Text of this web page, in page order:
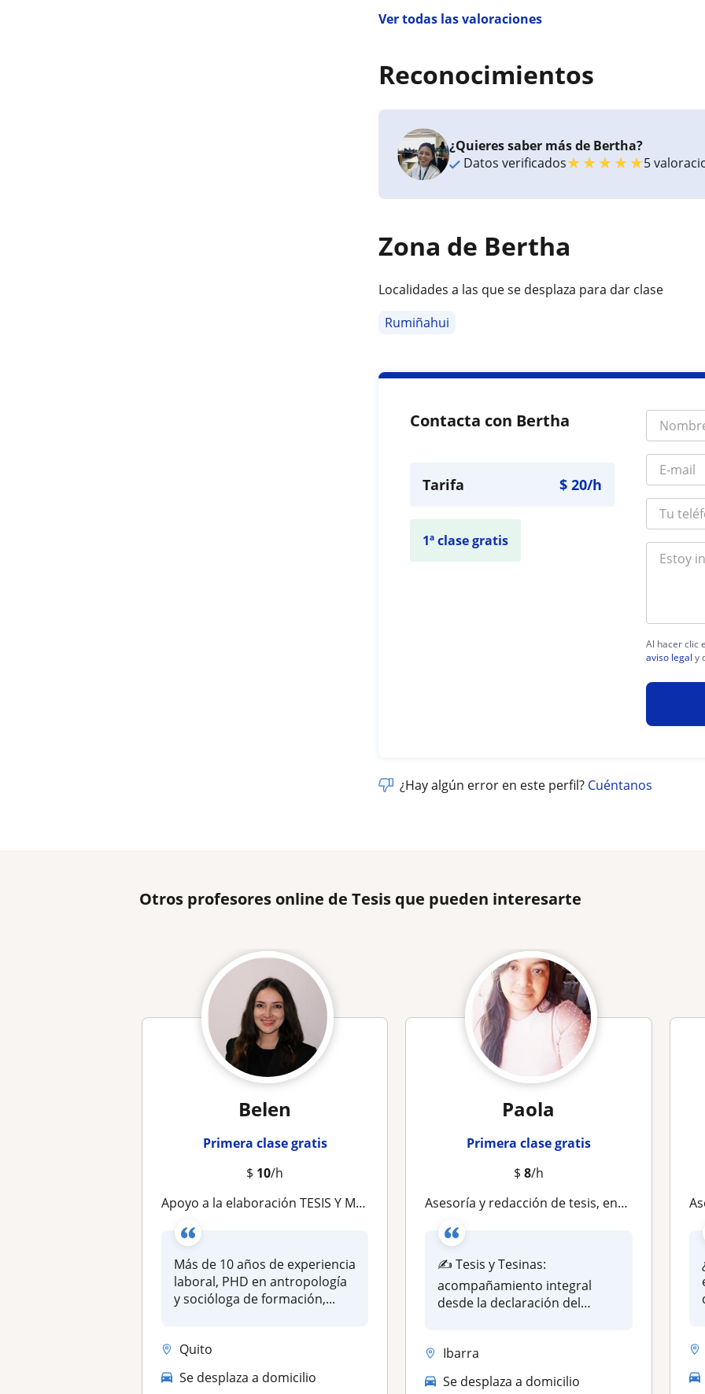
Ver todas las valoraciones
Reconocimientos
¿Quieres saber más de Bertha?
Datos verificados★★★★★5
Zona de Bertha
Localidades a las que se desplaza para dar clase
Rumiñahui
Contacta con Bertha
Tarifa $20/h
1ª clase gratis
Al hacer clic
aviso legal y
¿Hay algún error en este perfil? Cuéntanos
Otros profesores online de Tesis que pueden interesarte
Belen
Primera clase gratis
$ 10/h
Apoyo a la elaboración TESIS Y MONOGRAFIAS en Ciencias Sociales
Más de 10 años de experiencia
laboral, PHD en antropología
y socióloga de formación,...
Quito
Se desplaza a domicilio
Paola
Primera clase gratis
$ 8/h
Asesoría y redacción de tesis, ensayos, tesinas y proyectos educativos
✍️ Tesis y Tesinas:
acompañamiento integral
desde la declaración del
Ibarra
Se desplaza a domicilio